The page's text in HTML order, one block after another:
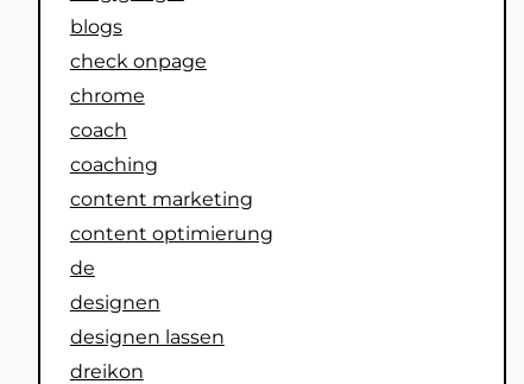
blogs
check onpage
chrome
coach
coaching
content marketing
content optimierung
de
designen
designen lassen
dreikon